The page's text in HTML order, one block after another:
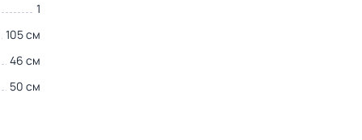
1
105 см
46 см
50 см